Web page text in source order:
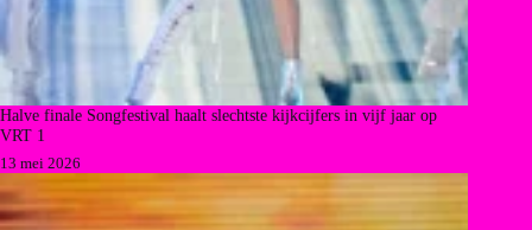
Halve finale Songfestival haalt slechtste kijkcijfers in vijf jaar op
VRT 1
13 mei 2026